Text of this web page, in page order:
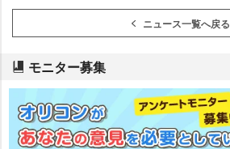
ニュース一覧へ戻る
モニター募集